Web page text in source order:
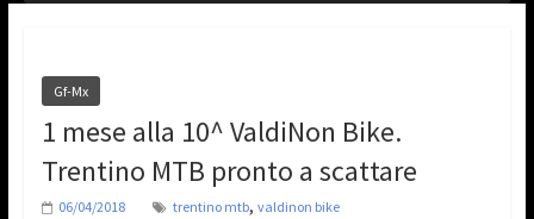
Gf-Mx
1 mese alla 10^ ValdiNon Bike.
Trentino MTB pronto a scattare
06/04/2018 trentino mtb, valdinon bike